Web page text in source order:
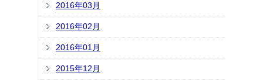
2016年03月
2016年02月
2016年01月
2015年12月